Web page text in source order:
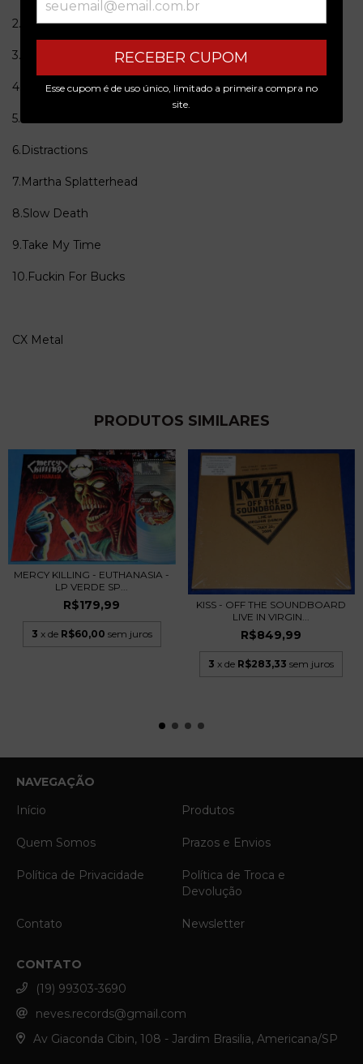
RECEBER CUPOM
Esse cupom é de uso único, limitado a primeira compra no
site.
2.Scream And Die
3.Of The Body
4.13 Letters
5.Have You Ever Been Mellow?
6.Distractions
7.Martha Splatterhead
8.Slow Death
9.Take My Time
10.Fuckin For Bucks
CX Metal
PRODUTOS SIMILARES
MERCY KILLING - EUTHANASIA -
LP VERDE SP...
R$179,99
3 x de R$60,00 sem juros
KISS - OFF THE SOUNDBOARD
LIVE IN VIRGIN...
R$849,99
3 x de R$283,33 sem juros
NAVEGAÇÃO
Início
Produtos
Quem Somos Prazos e Envios
Política de Privacidade
Política de Troca e
Devolução
Contato Newsletter
CONTATO
(19) 99303-3690
neves.records@gmail.com
Av Giaconda Cibin, 108 - Jardim Brasilia, Americana/SP